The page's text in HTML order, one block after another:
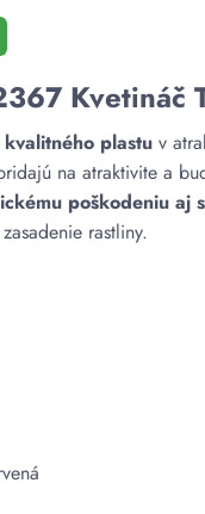
Kvetináč
plastu v
na atraktivite a
poškodeniu aj
rastliny.